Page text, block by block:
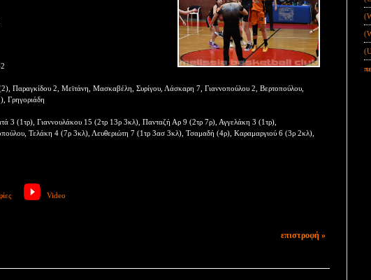
Παραγκίδου 2, Μεϊτάνη, Μασκαβέλη, Συρίγου, Λάσκαρη 7, Γιαννοπούλου 2, Βερτοπούλου,
Γρηγοριάδη
3 (1τρ), Γιαννουλάκου 15 (2τρ 13ρ 3κλ), Πανταζή Αρ 9 (2τρ 7ρ), Αγγελάκη 3 (1τρ),
Τελάκη 4 (7ρ 3κλ), Λευθεριώτη 7 (1τρ 3ασ 3κλ), Τσαμαδή (4ρ), Καραμαργιού 6 (3ρ 2κλ),
Video
επιστροφή »